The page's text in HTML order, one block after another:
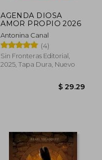
AGENDA DIOSA
AMOR PROPIO 2026
Antonina Canal
(4)
Sin Fronteras Editorial,
2025, Tapa Dura, Nuevo